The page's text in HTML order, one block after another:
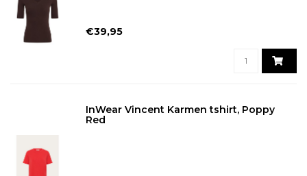
€39,95
InWear Vincent Karmen tshirt, Poppy
Red